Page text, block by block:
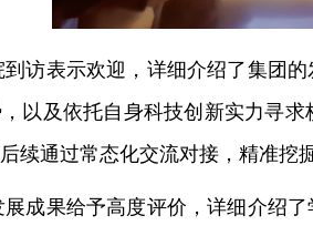
到访表示欢迎，详细介绍了集团
以及依托自身科技创新实力寻
续通过常态化交流对接，精准
成果给予高度评价，详细介绍